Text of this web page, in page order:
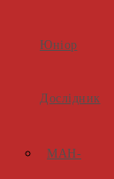
Юніор
Дослідник
МАН-